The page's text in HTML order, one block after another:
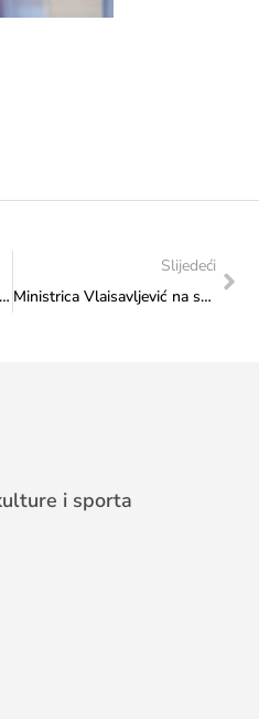
Pravilnik o godišnjem odmoru, plaćenom i neplaćenom odusustvu državnih službenika i namještenika u Federalnom ministarstvu kulture i sporta
Slijedeći
Ministrica Vlaisavljević na sastanku s direktorom Kamernog teatra 55, Senadom Alihodžićem
i sporta